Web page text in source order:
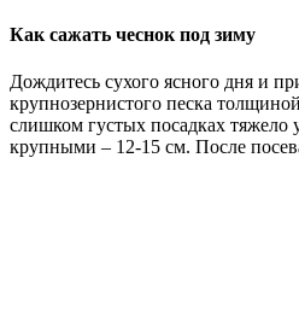
Как сажать чеснок под зиму
Дождитесь сухого ясного дня и
крупнозернистого песка
слишком густых посадках тяжело
крупными – 12-15 см. После